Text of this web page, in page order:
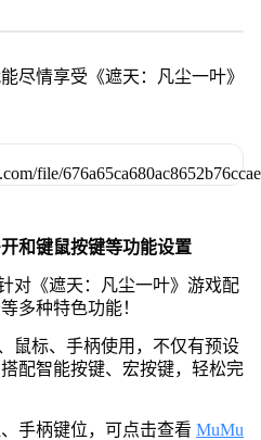
尽情享受《遮天：凡尘一叶》
和键鼠按键等功能设置
对《遮天：凡尘一叶》游戏配
多种特色功能！
鼠标、手柄使用，不仅有预设
配智能按键、宏按键，轻松完
手柄键位，可点击查看 MuMu